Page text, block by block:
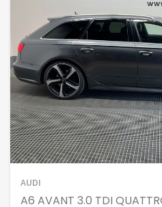
AUDI
A6 AVANT 3.0 TDI